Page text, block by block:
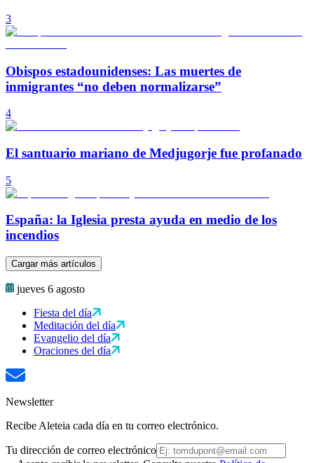
3
Obispos estadounidenses: Las muertes de
inmigrantes “no deben normalizarse”
4
El santuario mariano de Medjugorje fue profanado
5
España: la Iglesia presta ayuda en medio de los
incendios
Cargar más artículos
jueves 6 agosto
Fiesta del día
Meditación del día
Evangelio del día
Oraciones del día
Newsletter
Recibe Aleteia cada día en tu correo electrónico.
Tu dirección de correo electrónico